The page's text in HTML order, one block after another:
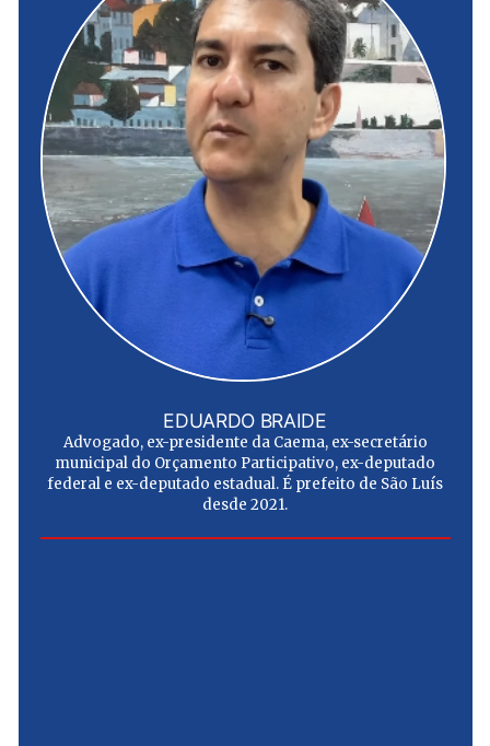
EDUARDO BRAIDE
Advogado, ex-presidente da Caema, ex-secretário
municipal do Orçamento Participativo, ex-deputado
federal e ex-deputado estadual. É prefeito de São Luís
desde 2021.